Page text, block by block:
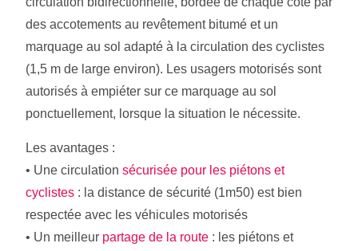
des accotements au revêtement bitumé et un
marquage au sol adapté à la circulation des cyclistes
(1,5 m de large environ). Les usagers motorisés sont
autorisés à empiéter sur ce marquage au sol
ponctuellement, lorsque la situation le nécessite.
Les avantages :
• Une circulation sécurisée pour les piétons et
cyclistes: la distance de sécurité (1m50) est bien
respectée avec les véhicules motorisés
• Un meilleur partage de la route: les piétons et